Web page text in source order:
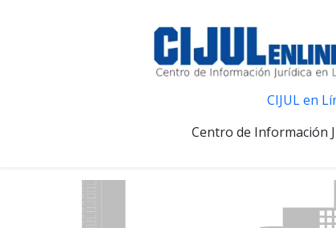
CIJUL en
Centro de Información